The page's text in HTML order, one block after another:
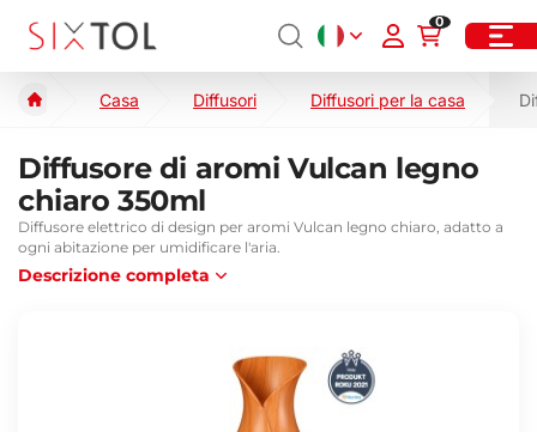
0
Casa Diffusori Diffusori per la casa
Diffusore di aromi Vulcan legno
chiaro 350ml
Diffusore elettrico di design per aromi Vulcan legno chiaro, adatto a
ogni abitazione per umidificare l'aria.
Descrizione completa